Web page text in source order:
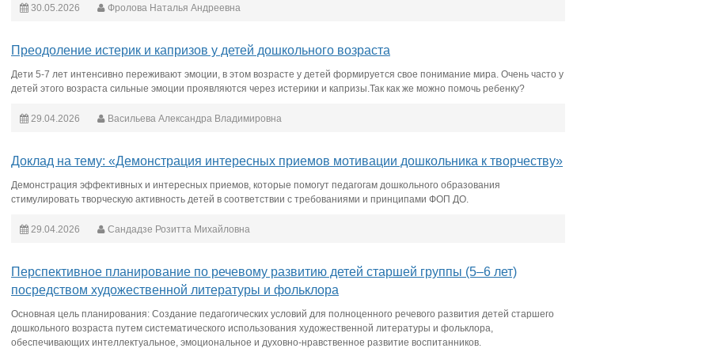
30.05.2026 Фролова Наталья Андреевна
Преодоление истерик и капризов у детей дошкольного возраста
Дети 5-7 лет интенсивно переживают эмоции, в этом возрасте у детей формируется свое понимание мира. Очень часто у
детей этого возраста сильные эмоции проявляются через истерики и капризы.Так как же можно помочь ребенку?
29.04.2026 Васильева Александра Владимировна
Доклад на тему: «Демонстрация интересных приемов мотивации дошкольника к творчеству»
Демонстрация эффективных и интересных приемов, которые помогут педагогам дошкольного образования
стимулировать творческую активность детей в соответствии с требованиями и принципами ФОП ДО.
29.04.2026 Сандадзе Розитта Михайловна
Перспективное планирование по речевому развитию детей старшей группы (5–6 лет)
посредством художественной литературы и фольклора
Основная цель планирования: Создание педагогических условий для полноценного речевого развития детей старшего
дошкольного возраста путем систематического использования художественной литературы и фольклора,
обеспечивающих интеллектуальное, эмоциональное и духовно-нравственное развитие воспитанников.